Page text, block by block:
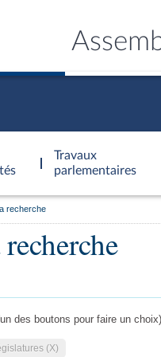
Travaux
parlementaires
recherche
des boutons pour faire un choix)
(X)